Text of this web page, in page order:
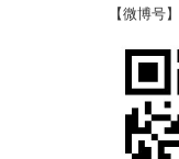
【微博号】